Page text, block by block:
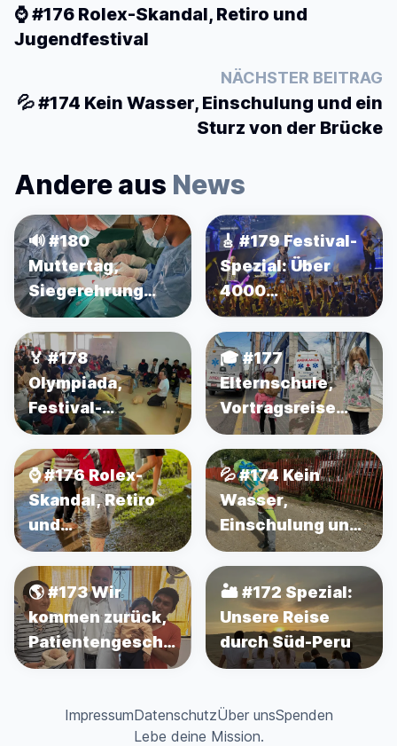
⌚️ #176 Rolex-Skandal, Retiro und
Jugendfestival
NÄCHSTER BEITRAG
💦 #174 Kein Wasser, Einschulung und ein
Sturz von der Brücke
Andere aus News
🔊 #180
Muttertag,
Siegerehrung
und jede Menge
Lärm
🎸 #179 Festival-
Spezial: Über
4000
Jugendliche und
10 Bands aus 10
Ländern
🏅 #178
Olympiada,
Festival-
Vorbereitung und
große OP
🎓 #177
Elternschule,
Vortragsreise
und Geschichten
aus dem Alltag
⌚️ #176 Rolex-
Skandal, Retiro
und
Jugendfestival
💦 #174 Kein
Wasser,
Einschulung und
ein Sturz von der
Brücke
🌎 #173 Wir
kommen zurück,
Patientengeschichte
und
🏜️ #172 Spezial:
Unsere Reise
durch Süd-Peru
ImpressumDatenschutzÜber unsSpenden
Lebe deine Mission.